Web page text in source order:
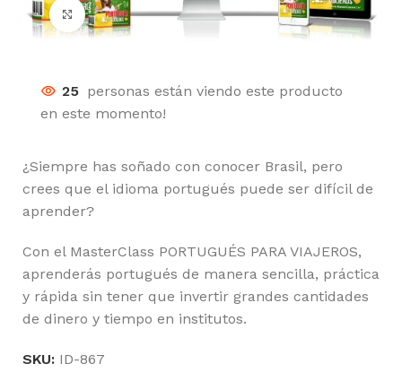
Click para agrandar
25 personas están viendo este producto
en este momento!
¿Siempre has soñado con conocer Brasil, pero
crees que el idioma portugués puede ser difícil de
aprender?
Con el MasterClass PORTUGUÉS PARA VIAJEROS,
aprenderás portugués de manera sencilla, práctica
y rápida sin tener que invertir grandes cantidades
de dinero y tiempo en institutos.
SKU: ID-867